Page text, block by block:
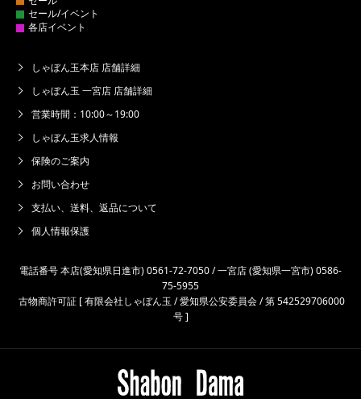
しゃぼん玉本店 店舗詳細
しゃぼん玉 一宮店 店舗詳細
営業時間：10:00～19:00
しゃぼん玉求人情報
保険のご案内
お問い合わせ
支払い、送料、返品について
個人情報保護
電話番号 本店(愛知県日進市) 0561-72-7050 / 一宮店 (愛知県一宮市) 0586-
75-5955
古物商許可証 [ 有限会社しゃぼん玉 / 愛知県公安委員会 / 第 542529706000
号 ]